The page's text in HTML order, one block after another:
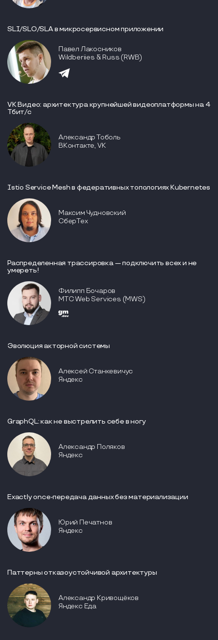
SLI/SLO/SLA в микросервисном приложении
Павел Лакосников
Wildberiies & Russ (RWB)
VK Видео: архитектура крупнейшей видеоплатформы на 4
Тбит/с
Александр Тоболь
ВКонтакте, VK
Istio Service Mesh в федеративных топологиях Kubernetes
Максим Чудновский
СберТех
Распределенная трассировка — подключить всех и не
умереть!
Филипп Бочаров
МТС Web Services (MWS)
Эволюция акторной системы
Алексей Станкевичус
Яндекс
GraphQL: как не выстрелить себе в ногу
Александр Поляков
Яндекс
Exactly once-передача данных без материализации
Юрий Печатнов
Яндекс
Паттерны отказоустойчивой архитектуры
Александр Кривощёков
Яндекс Еда